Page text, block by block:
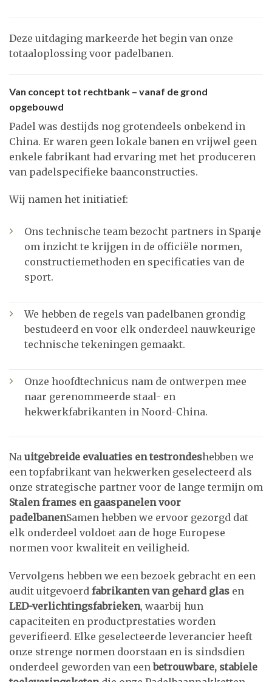
Deze uitdaging markeerde het begin van onze
totaaloplossing voor padelbanen.
Van concept tot rechtbank – vanaf de grond
opgebouwd
Padel was destijds nog grotendeels onbekend in
China. Er waren geen lokale banen en vrijwel geen
enkele fabrikant had ervaring met het produceren
van padelspecifieke baanconstructies.
Wij namen het initiatief:
Ons technische team bezocht partners in Spanje
om inzicht te krijgen in de officiële normen,
constructiemethoden en specificaties van de
sport.
We hebben de regels van padelbanen grondig
bestudeerd en voor elk onderdeel nauwkeurige
technische tekeningen gemaakt.
Onze hoofdtechnicus nam de ontwerpen mee
naar gerenommeerde staal- en
hekwerkfabrikanten in Noord-China.
Na uitgebreide evaluaties en testrondeshebben we
een topfabrikant van hekwerken geselecteerd als
onze strategische partner voor de lange termijn om
Stalen frames en gaaspanelen voor
padelbanenSamen hebben we ervoor gezorgd dat
elk onderdeel voldoet aan de hoge Europese
normen voor kwaliteit en veiligheid.
Vervolgens hebben we een bezoek gebracht en een
audit uitgevoerd fabrikanten van gehard glas en
LED-verlichtingsfabrieken, waarbij hun
capaciteiten en productprestaties worden
geverifieerd. Elke geselecteerde leverancier heeft
onze strenge normen doorstaan en is sindsdien
onderdeel geworden van eenbetrouwbare, stabiele